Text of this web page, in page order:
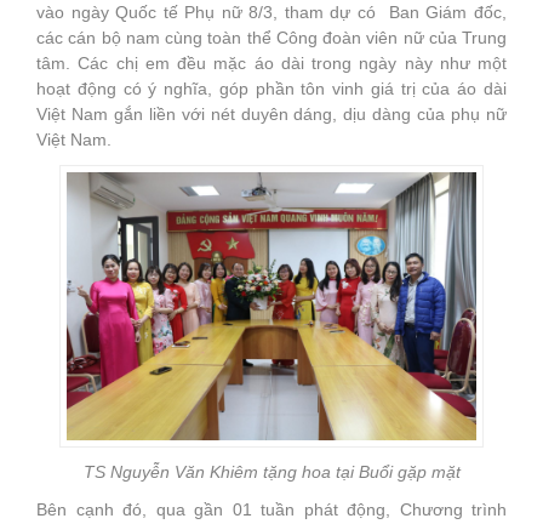
vào ngày Quốc tế Phụ nữ 8/3, tham dự có Ban Giám đốc,
các cán bộ nam cùng toàn thể Công đoàn viên nữ của Trung
tâm. Các chị em đều mặc áo dài trong ngày này như một
hoạt động có ý nghĩa, góp phần tôn vinh giá trị của áo dài
Việt Nam gắn liền với nét duyên dáng, dịu dàng của phụ nữ
Việt Nam.
TS Nguyễn Văn Khiêm tặng hoa tại Buổi gặp mặt
Bên cạnh đó, qua gần 01 tuần phát động, Chương trình